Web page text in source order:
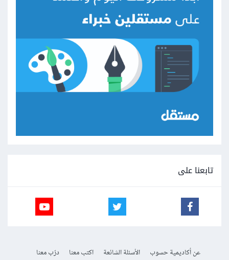
تابعنا على
عن أكاديمية حسوب الأسئلة الشائعة اكتب معنا
درّب معنا